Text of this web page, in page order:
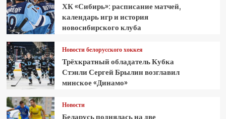
ХК «Сибирь»: расписание матчей,
календарь игр и история
новосибирского клуба
Новости белорусского хоккея
Трёхкратный обладатель Кубка
Стэнли Сергей Брылин возглавил
минское «Динамо»
Новости
Беларусь поднялась на две